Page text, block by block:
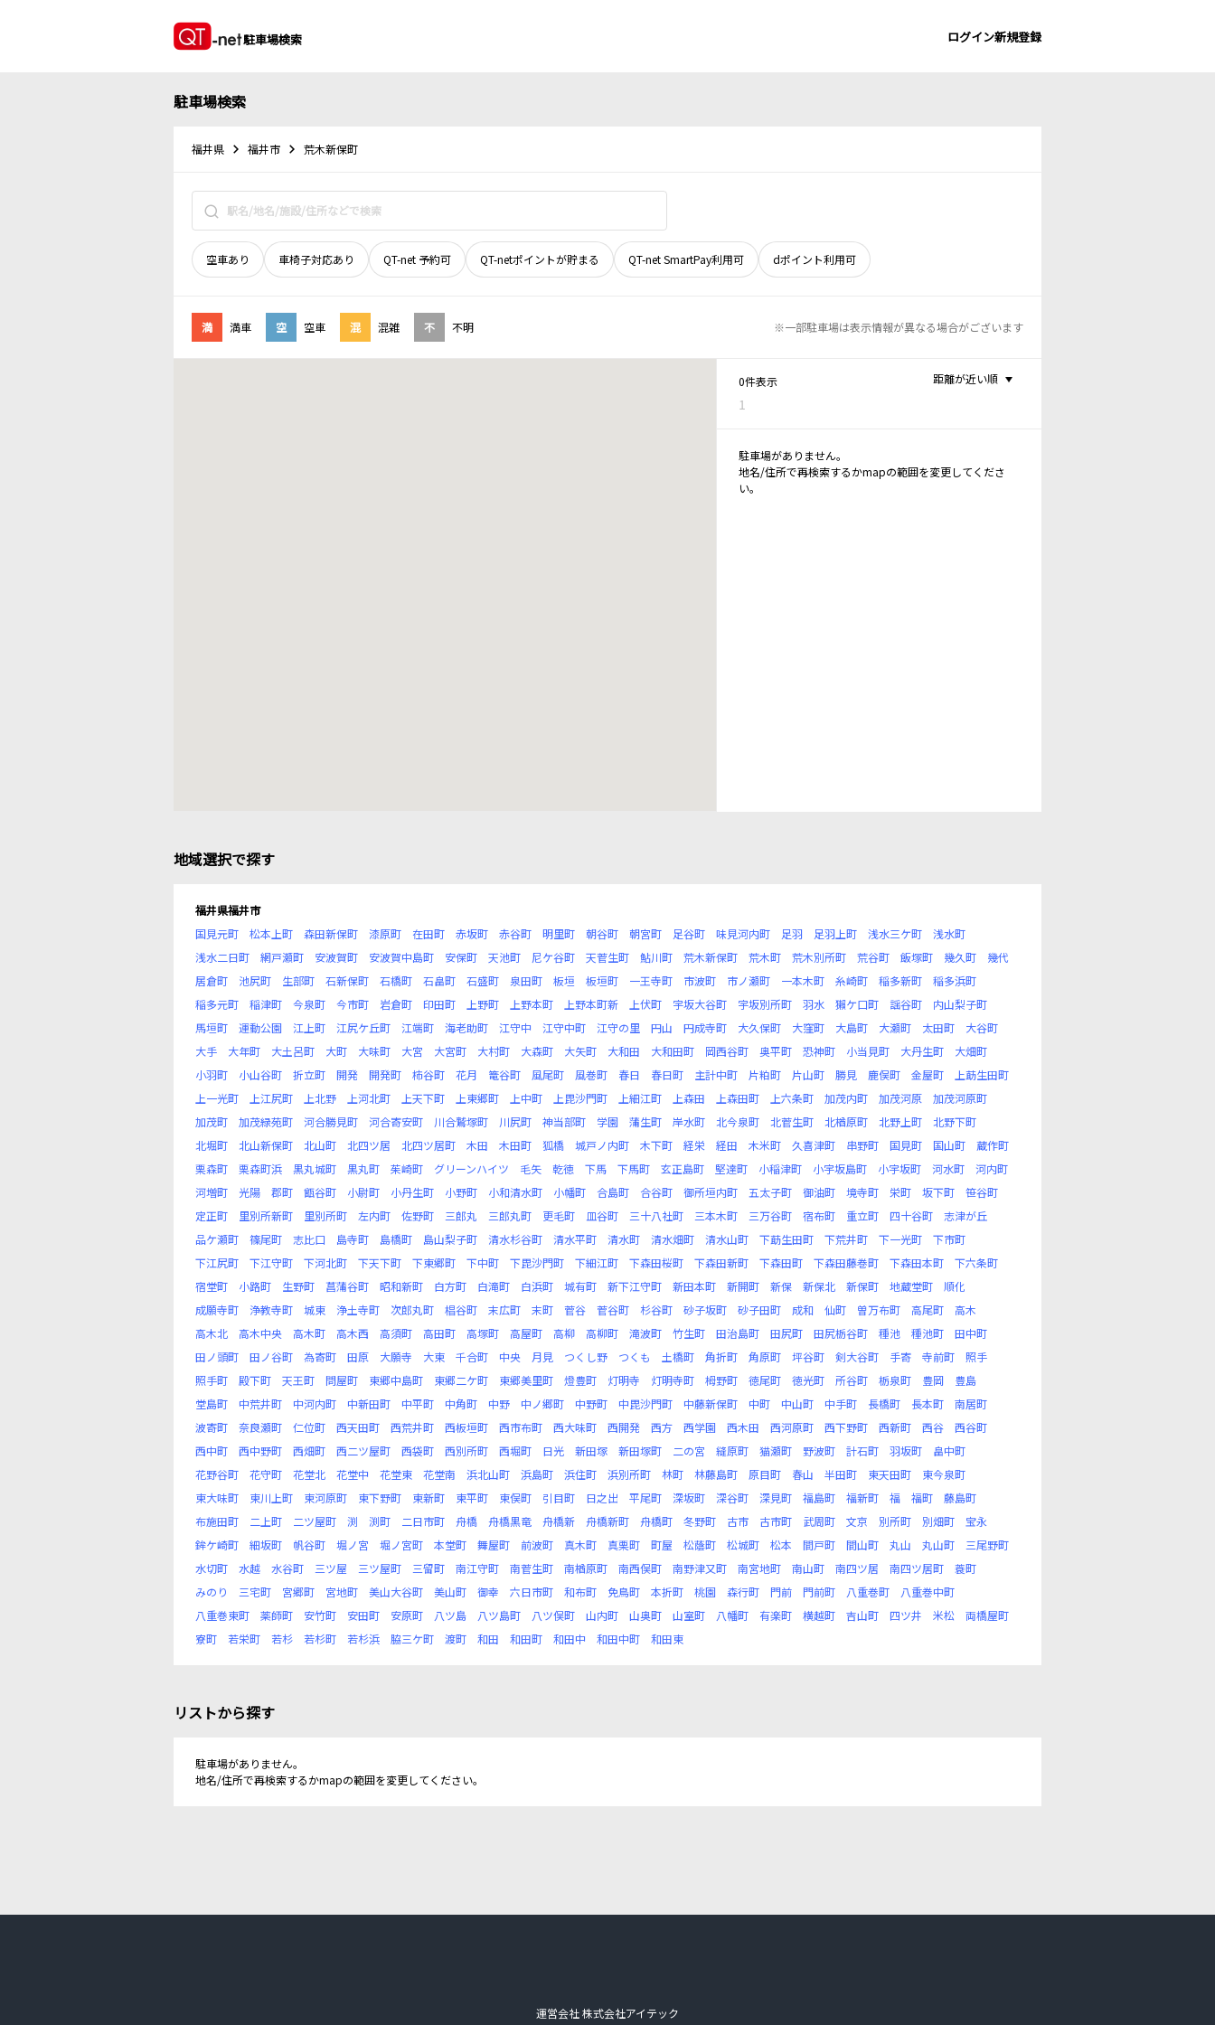
駐車場検索 ログイン新規登録
駐車場検索
福井県 福井市 荒木新保町
空車あり 車椅子対応あり QT-net 予約可 QT-netポイントが貯まる QT-net SmartPay利用可 dポイント利用可
満 満車 空 空車 混 混雑 不 不明 ※一部駐車場は表示情報が異なる場合がございます
0件表示
1
距離が近い順
駐車場がありません。
地名/住所で再検索するかmapの範囲を変更してくださ
い。
地域選択で探す
福井県福井市
国見元町
松本上町 森田新保町 漆原町 在田町 赤坂町 赤谷町 明里町 朝谷町 朝宮町 足谷町 味見河内町 足羽 足羽上町 浅水三ケ町
浅水町
浅水二日町
網戸瀬町 安波賀町 安波賀中島町 安保町 天池町 尼ケ谷町 天菅生町 鮎川町 荒木新保町 荒木町 荒木別所町 荒谷町 飯塚町 幾久町
幾代
居倉町
池尻町 生部町 石新保町 石橋町 石畠町 石盛町 泉田町 板垣 板垣町 一王寺町 市波町 市ノ瀬町 一本木町 糸崎町 稲多新町
稲多浜町
稲多元町
稲津町 今泉町 今市町 岩倉町 印田町 上野町 上野本町 上野本町新 上伏町 宇坂大谷町 宇坂別所町 羽水 獺ケ口町 謡谷町
内山梨子町
馬垣町
運動公園 江上町 江尻ケ丘町 江端町 海老助町 江守中 江守中町 江守の里 円山 円成寺町 大久保町 大窪町 大島町 大瀬町 太田町
大谷町
大手
大年町 大土呂町 大町 大味町 大宮 大宮町 大村町 大森町 大矢町 大和田 大和田町 岡西谷町 奥平町 恐神町 小当見町 大丹生町
大畑町
小羽町
小山谷町 折立町 開発 開発町 柿谷町 花月 篭谷町 風尾町 風巻町 春日 春日町 主計中町 片粕町 片山町 勝見 鹿俣町 金屋町
上莇生田町
上一光町
上江尻町 上北野 上河北町 上天下町 上東郷町 上中町 上毘沙門町 上細江町 上森田 上森田町 上六条町 加茂内町 加茂河原
加茂河原町
加茂町
加茂緑苑町 河合勝見町 河合寄安町 川合鷲塚町 川尻町 神当部町 学園 蒲生町 岸水町 北今泉町 北菅生町 北楢原町 北野上町
北野下町
北堀町
北山新保町 北山町 北四ツ居 北四ツ居町 木田 木田町 狐橋 城戸ノ内町 木下町 経栄 経田 木米町 久喜津町 串野町 国見町 国山町
蔵作町
栗森町
栗森町浜 黒丸城町 黒丸町 茱崎町 グリーンハイツ 毛矢 乾徳 下馬 下馬町 玄正島町 堅達町 小稲津町 小宇坂島町 小宇坂町 河水町
河内町
河増町
光陽 郡町 甑谷町 小尉町 小丹生町 小野町 小和清水町 小幡町 合島町 合谷町 御所垣内町 五太子町 御油町 境寺町 栄町 坂下町
笹谷町
定正町
里別所新町 里別所町 左内町 佐野町 三郎丸 三郎丸町 更毛町 皿谷町 三十八社町 三本木町 三万谷町 宿布町 重立町 四十谷町
志津が丘
品ケ瀬町
篠尾町 志比口 島寺町 島橋町 島山梨子町 清水杉谷町 清水平町 清水町 清水畑町 清水山町 下莇生田町 下荒井町 下一光町
下市町
下江尻町
下江守町 下河北町 下天下町 下東郷町 下中町 下毘沙門町 下細江町 下森田桜町 下森田新町 下森田町 下森田藤巻町 下森田本町
下六条町
宿堂町
小路町 生野町 菖蒲谷町 昭和新町 白方町 白滝町 白浜町 城有町 新下江守町 新田本町 新開町 新保 新保北 新保町 地蔵堂町
順化
成願寺町
浄教寺町 城東 浄土寺町 次郎丸町 椙谷町 末広町 末町 菅谷 菅谷町 杉谷町 砂子坂町 砂子田町 成和 仙町 曽万布町 高尾町
高木
高木北
高木中央 高木町 高木西 高須町 高田町 高塚町 高屋町 高柳 高柳町 滝波町 竹生町 田治島町 田尻町 田尻栃谷町 種池 種池町
田中町
田ノ頭町
田ノ谷町 為寄町 田原 大願寺 大東 千合町 中央 月見 つくし野 つくも 土橋町 角折町 角原町 坪谷町 剣大谷町 手寄 寺前町
照手
照手町
殿下町 天王町 問屋町 東郷中島町 東郷二ケ町 東郷美里町 燈豊町 灯明寺 灯明寺町 栂野町 徳尾町 徳光町 所谷町 栃泉町 豊岡
豊島
堂島町
中荒井町 中河内町 中新田町 中平町 中角町 中野 中ノ郷町 中野町 中毘沙門町 中藤新保町 中町 中山町 中手町 長橋町 長本町
南居町
波寄町
奈良瀬町 仁位町 西天田町 西荒井町 西板垣町 西市布町 西大味町 西開発 西方 西学園 西木田 西河原町 西下野町 西新町 西谷
西谷町
西中町
西中野町 西畑町 西二ツ屋町 西袋町 西別所町 西堀町 日光 新田塚 新田塚町 二の宮 縫原町 猫瀬町 野波町 計石町 羽坂町
畠中町
花野谷町
花守町 花堂北 花堂中 花堂東 花堂南 浜北山町 浜島町 浜住町 浜別所町 林町 林藤島町 原目町 春山 半田町 東天田町
東今泉町
東大味町
東川上町 東河原町 東下野町 東新町 東平町 東俣町 引目町 日之出 平尾町 深坂町 深谷町 深見町 福島町 福新町 福 福町
藤島町
布施田町
二上町 二ツ屋町 渕 渕町 二日市町 舟橋 舟橋黒竜 舟橋新 舟橋新町 舟橋町 冬野町 古市 古市町 武周町 文京 別所町 別畑町
宝永
鉾ケ崎町
細坂町 帆谷町 堀ノ宮 堀ノ宮町 本堂町 舞屋町 前波町 真木町 真栗町 町屋 松蔭町 松城町 松本 間戸町 間山町 丸山 丸山町
三尾野町
水切町
水越 水谷町 三ツ屋 三ツ屋町 三留町 南江守町 南菅生町 南楢原町 南西俣町 南野津又町 南宮地町 南山町 南四ツ居 南四ツ居町
蓑町
みのり
三宅町 宮郷町 宮地町 美山大谷町 美山町 御幸 六日市町 和布町 免鳥町 本折町 桃園 森行町 門前 門前町 八重巻町
八重巻中町
八重巻東町
薬師町 安竹町 安田町 安原町 八ツ島 八ツ島町 八ツ俣町 山内町 山奥町 山室町 八幡町 有楽町 横越町 吉山町 四ツ井 米松
両橋屋町
寮町
若栄町 若杉 若杉町 若杉浜 脇三ケ町 渡町 和田 和田町 和田中 和田中町 和田東
リストから探す
駐車場がありません。
地名/住所で再検索するかmapの範囲を変更してください。
運営会社 株式会社アイテック